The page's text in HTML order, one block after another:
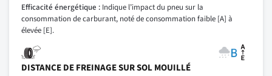
Efficacité énergétique : Indique l’impact du pneu sur la
consommation de carburant, noté de consommation faible [A] à
élevée [E].
DISTANCE DE FREINAGE SUR SOL MOUILLÉ